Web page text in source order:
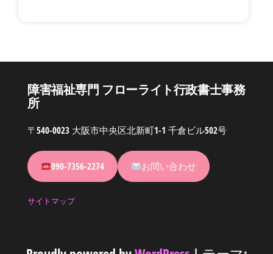
障害福祉専門 フローライト行政書士事務
所
〒540-0023 大阪市中央区北新町1-1 千倉ビル502号
090-7356-2274 お問い合わせ
サイトマップ